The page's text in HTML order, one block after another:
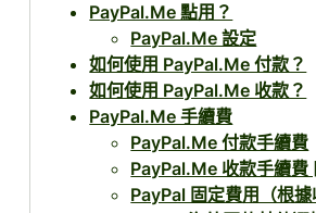
PayPal.Me 點用？
PayPal.Me 設定
如何使用 PayPal.Me 付款？
如何使用 PayPal.Me 收款？
PayPal.Me 手續費
PayPal.Me 付款手續費
PayPal.Me 收款手續
PayPal 固定費用（根據